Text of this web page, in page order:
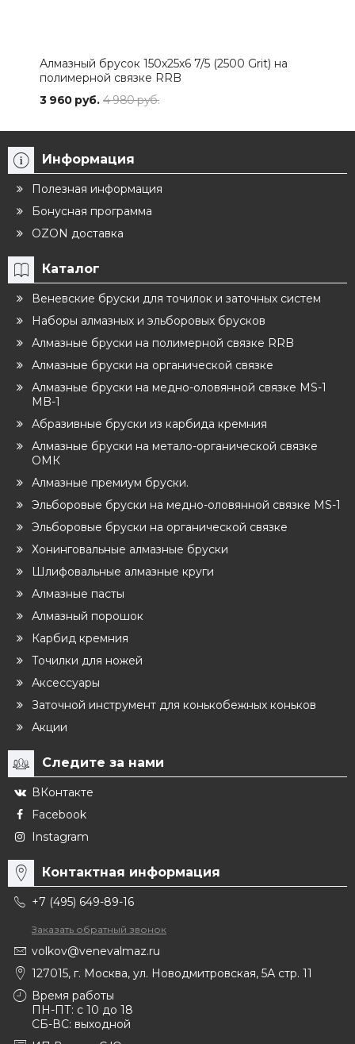
Алмазный брусок 150х25х6 7/5 (2500 Grit) на
полимерной связке RRB
3 960 руб. 4 980 руб.
Информация
Полезная информация
Бонусная программа
OZON доставка
Каталог
Веневские бруски для точилок и заточных систем
Наборы алмазных и эльборовых брусков
Алмазные бруски на полимерной связке RRB
Алмазные бруски на органической связке
Алмазные бруски на медно-оловянной связке MS-1
MB-1
Абразивные бруски из карбида кремния
Алмазные бруски на метало-органической связке
ОМК
Алмазные премиум бруски.
Эльборовые бруски на медно-оловянной связке MS-1
Эльборовые бруски на органической связке
Хонинговальные алмазные бруски
Шлифовальные алмазные круги
Алмазные пасты
Алмазный порошок
Карбид кремния
Точилки для ножей
Аксессуары
Заточной инструмент для конькобежных коньков
Акции
Следите за нами
ВКонтакте
Facebook
Instagram
Контактная информация
+7 (495) 649-89-16
Заказать обратный звонок
volkov@venevalmaz.ru
127015, г. Москва, ул. Новодмитровская, 5А стр. 11
Время работы
ПН-ПТ: с 10 до 18
СБ-ВС: выходной